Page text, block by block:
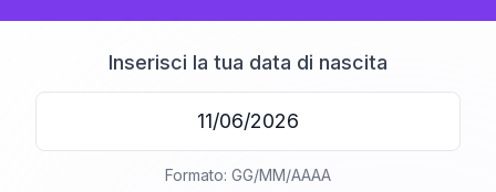
Inserisci la tua data di nascita
Formato: GG/MM/AAAA